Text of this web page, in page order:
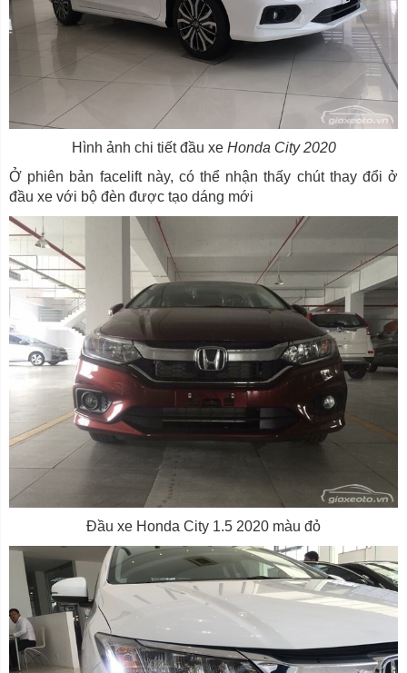
Hình ảnh chi tiết đầu xe Honda City 2020
Ở phiên bản facelift này, có thể nhận thấy chút thay đổi ở
đầu xe với bộ đèn được tạo dáng mới
Đầu xe Honda City 1.5 2020 màu đỏ